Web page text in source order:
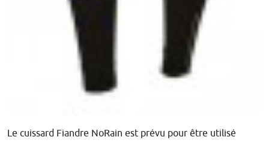
Le cuissard Fiandre NoRain est prévu pour être utilisé